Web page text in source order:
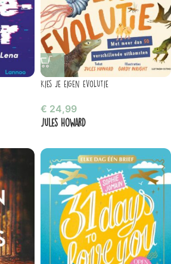
Kies je eigen evolutie
€ 24,99
Jules Howard